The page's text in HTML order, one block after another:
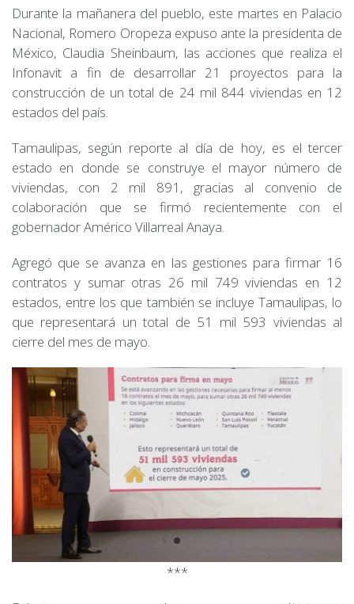
Durante la mañanera del pueblo, este martes en Palacio
Nacional, Romero Oropeza expuso ante la presidenta de
México, Claudia Sheinbaum, las acciones que realiza el
Infonavit a fin de desarrollar 21 proyectos para la
construcción de un total de 24 mil 844 viviendas en 12
estados del país.
Tamaulipas, según reporte al día de hoy, es el tercer
estado en donde se construye el mayor número de
viviendas, con 2 mil 891, gracias al convenio de
colaboración que se firmó recientemente con el
gobernador Américo Villarreal Anaya.
Agregó que se avanza en las gestiones para firmar 16
contratos y sumar otras 26 mil 749 viviendas en 12
estados, entre los que también se incluye Tamaulipas, lo
que representará un total de 51 mil 593 viviendas al
cierre del mes de mayo.
***